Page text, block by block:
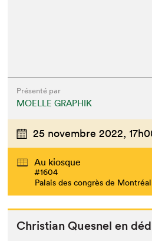
Présenté par
MOELLE GRAPHIK
25 novembre 2022,
Au kiosque
#1604
Palais des congrès de Montréal
Chris­t­ian Ques­nel en